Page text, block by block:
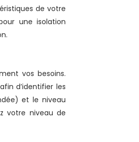
de votre
une isolation
vos besoins.
d’identifier les
et le niveau
votre niveau de